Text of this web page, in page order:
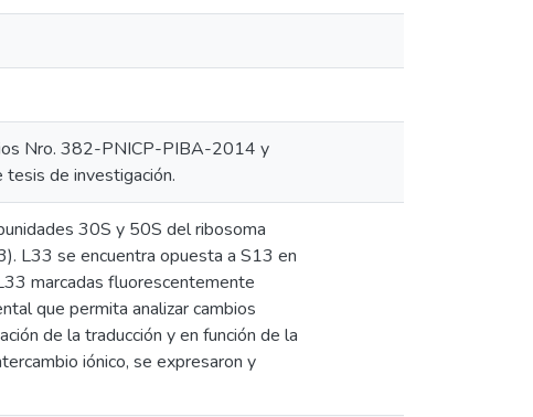
Nro. 382-PNICP-PIBA-2014 y
de investigación.
30S y 50S del ribosoma
L33 se encuentra opuesta a S13 en
marcadas fluorescentemente
que permita analizar cambios
de la traducción y en función de la
iónico, se expresaron y